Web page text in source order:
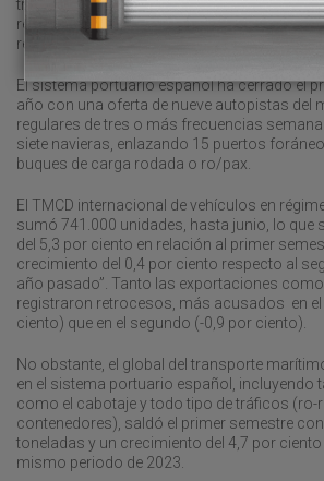
tráficos aumentaron el 8,2 por ciento y el 7,1
respectivamente. La otra cara de la moneda
registró un retroceso del 41,9 por ciento.
El sistema portuario español ha cerrado el
año con una oferta de nueve autopistas del
regulares de tres o más frecuencias
siete navieras, enlazando 15 puertos
buques de carga rodada o ro/pax.
El TMCD internacional de vehículos en
sumó 741.000 unidades, hasta junio, lo que
del 5,3 por ciento en relación al primer
crecimiento del 0,4 por ciento respecto al
año pasado”. Tanto las exportaciones
registraron retrocesos, más acusados en
ciento) que en el segundo (-0,9 por ciento).
No obstante, el global del transporte
en el sistema portuario español, incluyendo
como el cabotaje y todo tipo de tráficos (ro-
contenedores), saldó el primer semestre
toneladas y un crecimiento del 4,7 por ciento
mismo periodo de 2023.